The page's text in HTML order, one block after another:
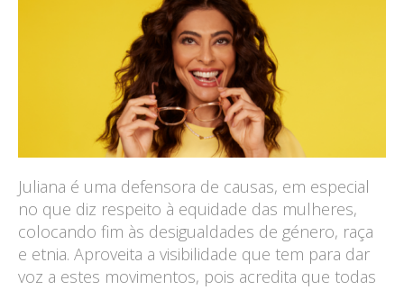
Juliana é uma defensora de causas, em especial
no que diz respeito à equidade das mulheres,
colocando fim às desigualdades de género, raça
e etnia. Aproveita a visibilidade que tem para dar
voz a estes movimentos, pois acredita que todas